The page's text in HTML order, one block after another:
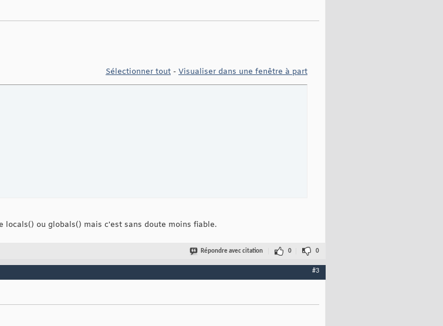
Sélectionner tout - Visualiser dans une fenêtre à part
locals() ou globals() mais c'est sans doute moins fiable.
Répondre avec citation 0 0
#3